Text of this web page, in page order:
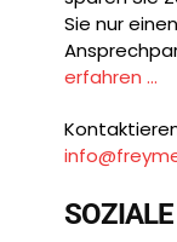
Sie nur
erfahren ...